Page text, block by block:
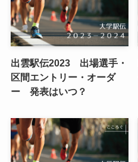
出雲駅伝2023 出場選手・
区間エントリー・オーダ
ー 発表はいつ？